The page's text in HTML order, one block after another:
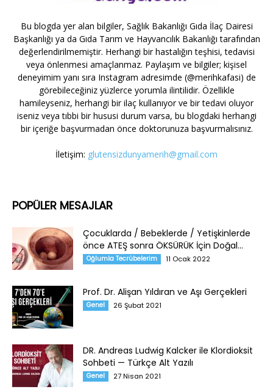
Bu blogda yer alan bilgiler, Sağlık Bakanlığı Gıda İlaç Dairesi
Başkanlığı ya da Gıda Tarım ve Hayvancılık Bakanlığı tarafından
değerlendirilmemiştir. Herhangi bir hastalığın teşhisi, tedavisi
veya önlenmesi amaçlanmaz. Paylaşım ve bilgiler; kişisel
deneyimim yanı sıra Instagram adresimde (@merihkafasi) de
görebileceğiniz yüzlerce yorumla ilintilidir. Özellikle
hamileyseniz, herhangi bir ilaç kullanıyor ve bir tedavi oluyor
iseniz veya tıbbi bir hususi durum varsa, bu blogdaki herhangi
bir içeriğe başvurmadan önce doktorunuza başvurmalısınız.
İletişim: glutensizdunyamerih@gmail.com
POPÜLER MESAJLAR
Çocuklarda / Bebeklerde / Yetişkinlerde
önce ATEŞ sonra ÖKSÜRÜK İçin Doğal...
Oğlumla Tecrübelerim 11 Ocak 2022
Prof. Dr. Alişan Yıldıran ve Aşı Gerçekleri
Genel 26 Şubat 2021
DR. Andreas Ludwig Kalcker ile Klordioksit
Sohbeti — Türkçe Alt Yazılı
Genel 27 Nisan 2021